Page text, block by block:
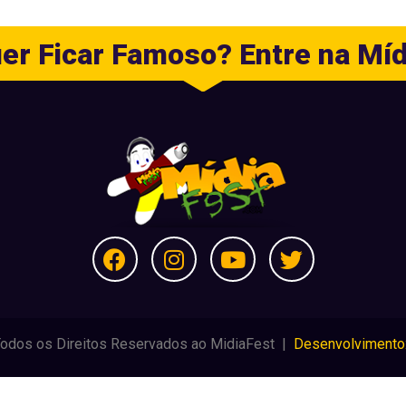
Ficar Famoso? Entre na
os Direitos Reservados ao MidiaFest |